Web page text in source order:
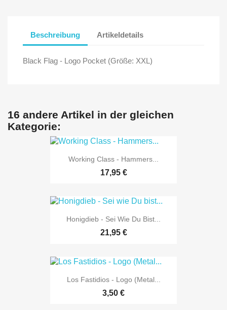
Beschreibung Artikeldetails
Black Flag - Logo Pocket (Größe: XXL)
16 andere Artikel in der gleichen
Kategorie:
Working Class - Hammers...
17,95 €
Honigdieb - Sei Wie Du Bist...
21,95 €
Los Fastidios - Logo (Metal...
3,50 €